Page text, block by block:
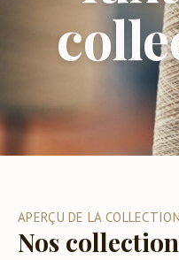
APERÇU DE LA COLLECTION
Nos